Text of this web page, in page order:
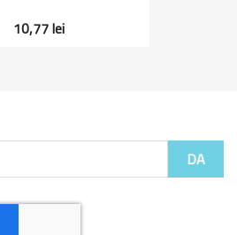
10,77 lei